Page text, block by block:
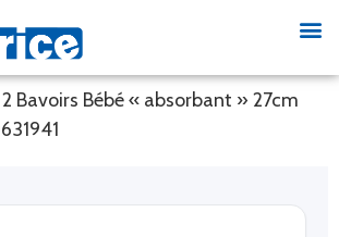
Bavoirs Bébé « absorbant » 27cm